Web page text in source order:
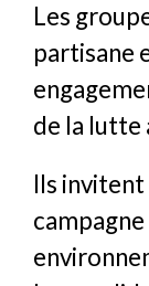
Les
partisane
de la lutte
Ils